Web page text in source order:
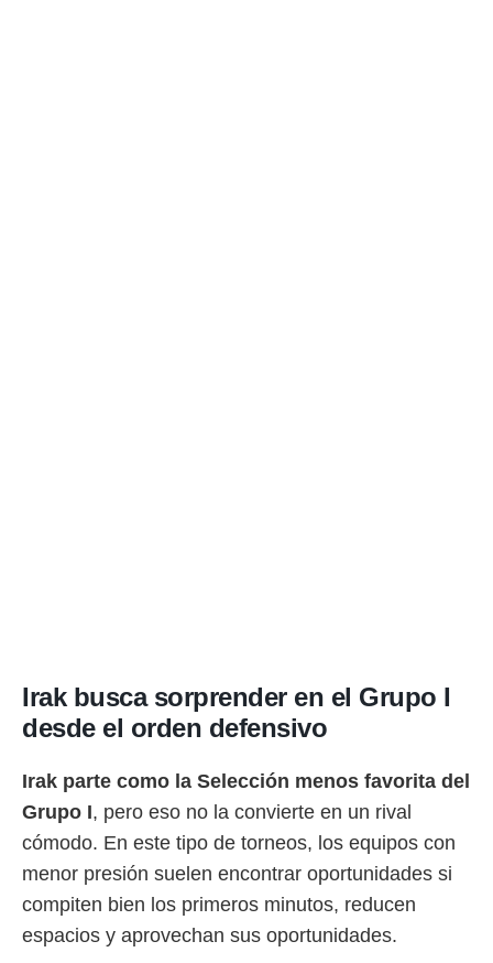
Irak busca sorprender en el Grupo I
desde el orden defensivo
Irak parte como la Selección menos favorita del
Grupo I, pero eso no la convierte en un rival
cómodo. En este tipo de torneos, los equipos con
menor presión suelen encontrar oportunidades si
compiten bien los primeros minutos, reducen
espacios y aprovechan sus oportunidades.